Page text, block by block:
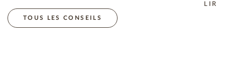
:
TOUS LES CONSEILS